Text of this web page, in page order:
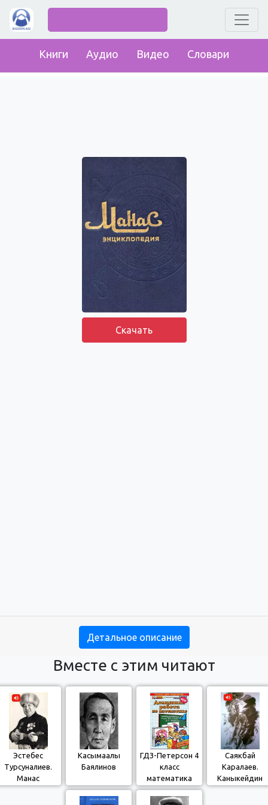
Книги Аудио Видео Словари
Скачать
Детальное описание
Вместе с этим читают
Эстебес
Турсуналиев.
Манас
Эсенкандын
Касымаалы
Баялинов
ГДЗ-Петерсон 4
класс
математика
Саякбай
Каралаев.
Каныкейдин
Тайторуну